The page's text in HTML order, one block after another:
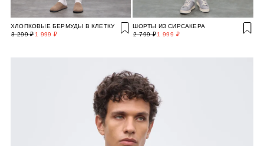
ХЛОПКОВЫЕ БЕРМУДЫ В КЛЕТКУ
1 999 ₽
3 299 ₽
ШОРТЫ ИЗ СИРСАКЕРА
1 999 ₽
2 799 ₽